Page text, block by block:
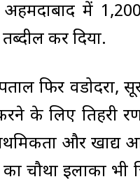
अहमदाबाद में
कर दिया.
फिर वडोदरा,
के लिए तिहरी
और
चौथा इलाका